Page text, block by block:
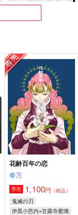
失恋から始まる物語
雪桜
550円（税込）
伊黒小芭内×甘露寺蜜璃
サンプル
作品詳細
花齢百年の恋
拳万
専売 1,100円 （税込）
鬼滅の刃
伊黒小芭内×甘露寺蜜璃